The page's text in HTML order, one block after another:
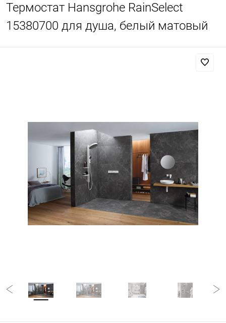
Термостат Hansgrohe RainSelect
15380700 для душа, белый матовый